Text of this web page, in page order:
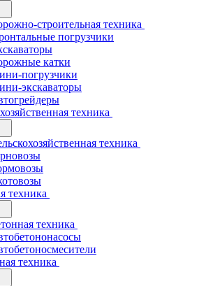
строительная техника
погрузчики
катки
погрузчики
экскаваторы
техника
техника
техника
техника
техника